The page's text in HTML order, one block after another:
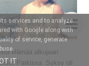
elämää alkujaan
Parkissa. Syksy oli
services and to analyze
with Google along with
of service, generate
IT